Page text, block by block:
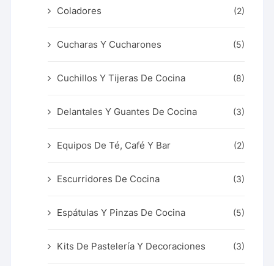
Coladores (2)
Cucharas Y Cucharones (5)
Cuchillos Y Tijeras De Cocina (8)
Delantales Y Guantes De Cocina (3)
Equipos De Té, Café Y Bar (2)
Escurridores De Cocina (3)
Espátulas Y Pinzas De Cocina (5)
Kits De Pastelería Y Decoraciones (3)